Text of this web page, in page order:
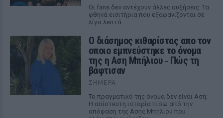
Οι fans δεν αντέχουν άλλες αυξήσεις: Τα
φθηνά εισιτήρια που εξαφανίζονται σε
λίγα λεπτά
Ο διάσημος κιθαρίστας απο τον
οποιο εμπνεύστηκε το όνομα
της η Αση Μπήλιου ‑ Πώς τη
βάφτισαν
ΣΉΜΕΡΑ
Το πραγματικό της όνομα δεν είναι Αση:
Η απίστευτη ιστορία πίσω από την
απόφαση της Ασης Μπήλιου που